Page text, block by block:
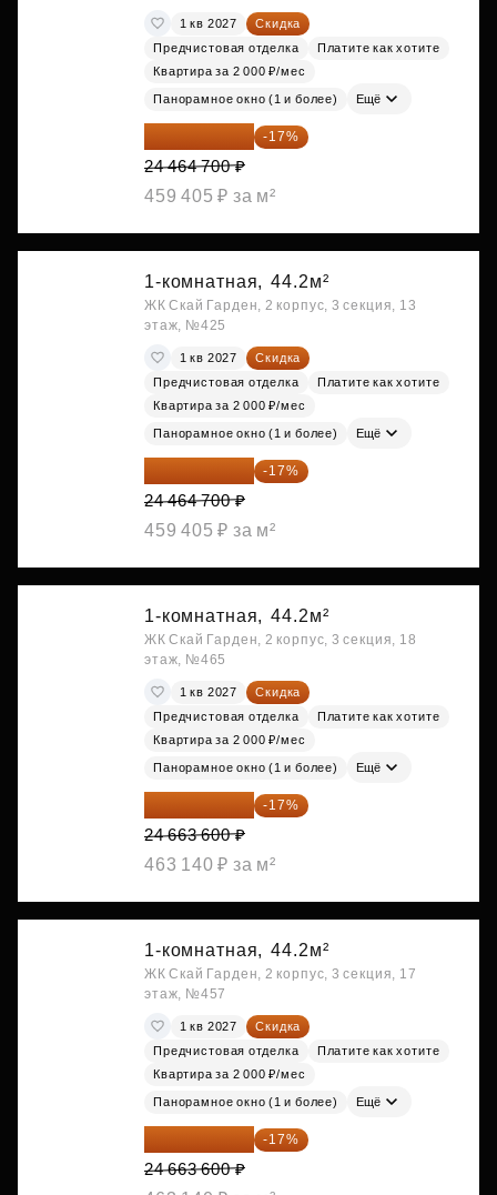
1 кв 2027
Скидка
Предчистовая отделка
Платите как хотите
Квартира за 2 000 ₽/мес
Панорамное окно (1 и более) Ещё
20 305 701 ₽ -17%
24 464 700 ₽
459 405 ₽ за м²
1-комнатная, 44.2м²
ЖК Скай Гарден, 2 корпус, 3 секция, 13
этаж, №425
1 кв 2027
Скидка
Предчистовая отделка
Платите как хотите
Квартира за 2 000 ₽/мес
Панорамное окно (1 и более) Ещё
20 305 701 ₽ -17%
24 464 700 ₽
459 405 ₽ за м²
1-комнатная, 44.2м²
ЖК Скай Гарден, 2 корпус, 3 секция, 18
этаж, №465
1 кв 2027
Скидка
Предчистовая отделка
Платите как хотите
Квартира за 2 000 ₽/мес
Панорамное окно (1 и более) Ещё
20 470 788 ₽ -17%
24 663 600 ₽
463 140 ₽ за м²
1-комнатная, 44.2м²
ЖК Скай Гарден, 2 корпус, 3 секция, 17
этаж, №457
1 кв 2027
Скидка
Предчистовая отделка
Платите как хотите
Квартира за 2 000 ₽/мес
Панорамное окно (1 и более) Ещё
20 470 788 ₽ -17%
24 663 600 ₽